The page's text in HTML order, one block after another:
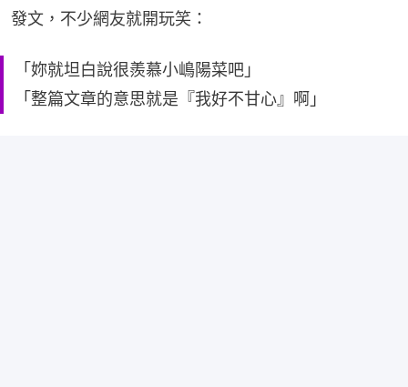
發文，不少網友就開玩笑：
「妳就坦白說很羨慕小嶋陽菜吧」
「整篇文章的意思就是『我好不甘心』啊」